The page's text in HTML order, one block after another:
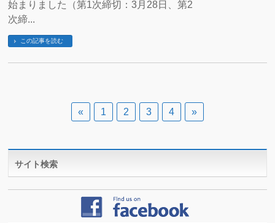
始まりました（第1次締切：3月28日、第2
次締...
この記事を読む
« 1 2 3 4 »
サイト検索